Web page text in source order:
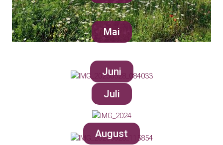
Mai
Juni
Juli
August